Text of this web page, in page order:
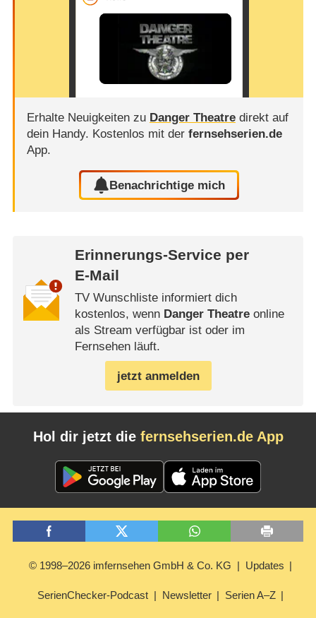
Erhalte Neuigkeiten zu Danger Theatredirekt auf
dein Handy. Kostenlos mit der fernsehserien.de
App.
Benachrichtige mich
Erinnerungs-Service per
E-Mail
TV Wunschliste informiert dich
kostenlos, wenn Danger Theatreonline
als Stream verfügbar ist oder im
Fernsehen läuft.
jetzt anmelden
Hol dir jetzt die fernsehserien.de App
© 1998–2026 imfernsehen GmbH & Co. KG Updates
SerienChecker-Podcast Newsletter Serien A–Z